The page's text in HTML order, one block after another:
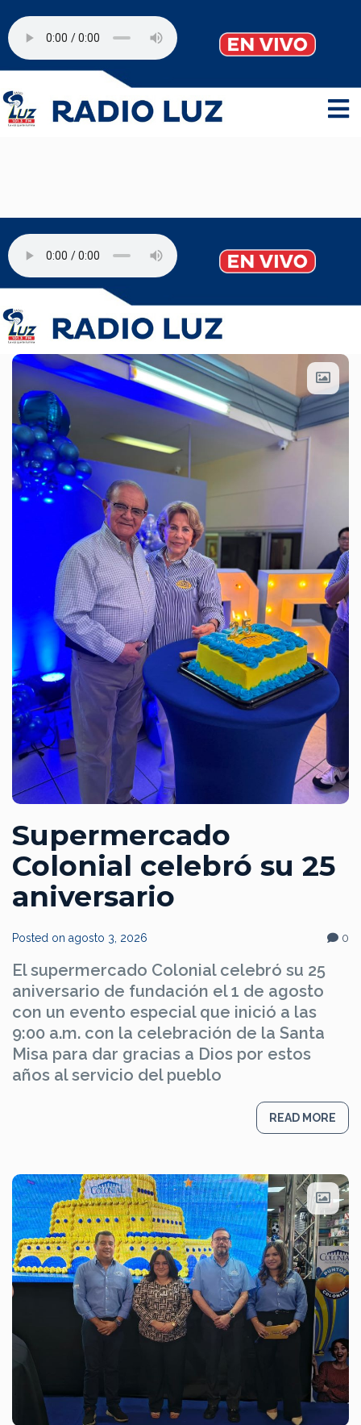
Supermercado
Colonial celebró su 25
aniversario
Posted on agosto 3, 2026 0
El supermercado Colonial celebró su 25
aniversario de fundación el 1 de agosto
con un evento especial que inició a las
9:00 a.m. con la celebración de la Santa
Misa para dar gracias a Dios por estos
años al servicio del pueblo
READ MORE